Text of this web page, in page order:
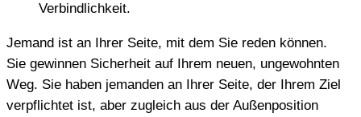
Verbindlichkeit.
Jemand ist an Ihrer Seite, mit dem Sie reden können.
Sie gewinnen Sicherheit auf Ihrem neuen, ungewohnten
Weg. Sie haben jemanden an Ihrer Seite, der Ihrem Ziel
verpflichtet ist, aber zugleich aus der Außenposition